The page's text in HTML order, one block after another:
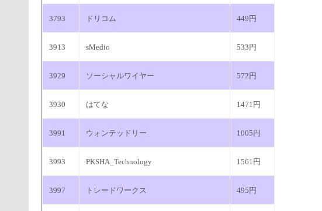
3793 ドリコム 449円
3913 sMedio 533円
3929 ソーシャルワイヤー 572円
3930 はてな 1471円
3991 ウォンテッドリー 1005円
3993 PKSHA_Technology 1561円
3997 トレードワークス 495円